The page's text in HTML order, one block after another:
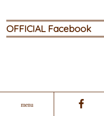
menu
OFFICIAL Facebook
美的ラボ